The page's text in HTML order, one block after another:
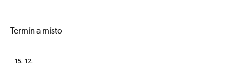
Termín a místo
15. 12.